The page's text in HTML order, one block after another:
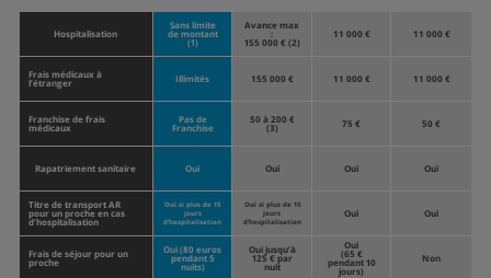
Hospitalisation
Sans limite
de montant
(1)
Avance max
:
155 000 € (2)
11 000 € 11 000 €
Frais médicaux à
l’étranger Illimités 155 000 € 11 000 € 11 000 €
Franchise de frais
médicaux
Pas de
Franchise
50 à 200 €
(3) 75 € 50 €
Rapatriement sanitaire Oui Oui Oui Oui
Titre de transport AR
pour un proche en cas
d’hospitalisation
Oui si plus de 15
jours
d’hospitalisation
Oui si plus de 10
jours
d’hospitalisation
Oui Oui
Frais de séjour pour un
proche
Oui (80 euros
pendant 5
nuits)
Oui jusqu’à
125 € par
nuit
Oui
(65 €
pendant 10
jours)
Non